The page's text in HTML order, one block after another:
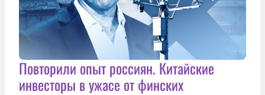
Повторили опыт россиян. Китайские
инвесторы в ужасе от финских